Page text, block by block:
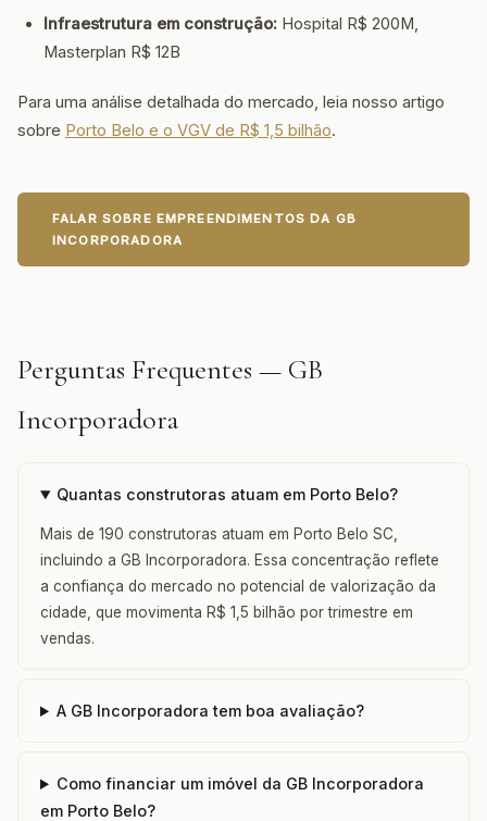
Infraestrutura em construção: Hospital R$ 200M,
Masterplan R$ 12B
Para uma análise detalhada do mercado, leia nosso artigo
sobre Porto Belo e o VGV de R$ 1,5 bilhão.
FALAR SOBRE EMPREENDIMENTOS DA GB
INCORPORADORA
Perguntas Frequentes — GB
Incorporadora
Quantas construtoras atuam em Porto Belo?
Mais de 190 construtoras atuam em Porto Belo SC,
incluindo a GB Incorporadora. Essa concentração reflete
a confiança do mercado no potencial de valorização da
cidade, que movimenta R$ 1,5 bilhão por trimestre em
vendas.
A GB Incorporadora tem boa avaliação?
Como financiar um imóvel da GB Incorporadora
em Porto Belo?